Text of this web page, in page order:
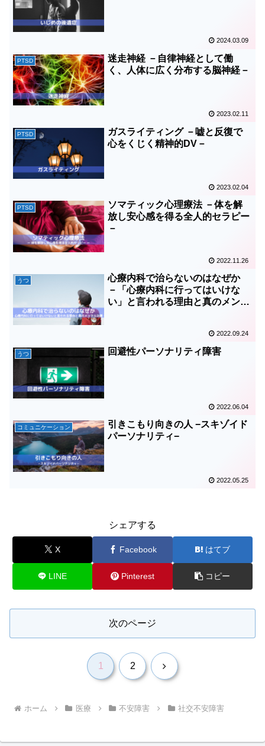
2024.03.09
PTSD
迷走神経 －自律神経として働
く、人体に広く分布する脳神経－
2023.02.11
PTSD
ガスライティング －嘘と反復で
心をくじく精神的DV－
2023.02.04
PTSD
ソマティック心理療法 －体を解
放し安心感を得る全人的セラピー
－
2022.11.26
うつ
心療内科で治らないのはなぜか
－「心療内科に行ってはいけな
い」と言われる理由と真のメンタ
2022.09.24
うつ 回避性パーソナリティ障害
2022.06.04
コミュニケーション
引きこもり向きの人 −スキゾイド
パーソナリティ−
2022.05.25
シェアする
X Facebook はてブ
LINE Pinterest コピー
次のページ
1 2 次
ホーム 医療 不安障害 社交不安障害